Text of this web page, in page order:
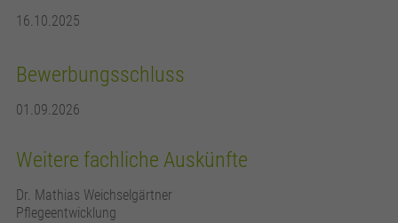
16.10.2025
Bewerbungsschluss
01.09.2026
Weitere fachliche Auskünfte
Dr. Mathias Weichselgärtner
Pflegeentwicklung